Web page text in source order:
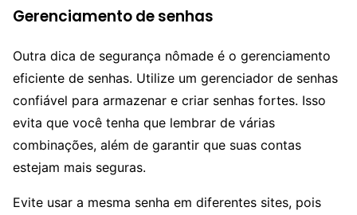
Gerenciamento de senhas
Outra dica de segurança nômade é o gerenciamento
eficiente de senhas. Utilize um gerenciador de senhas
confiável para armazenar e criar senhas fortes. Isso
evita que você tenha que lembrar de várias
combinações, além de garantir que suas contas
estejam mais seguras.
Evite usar a mesma senha em diferentes sites, pois